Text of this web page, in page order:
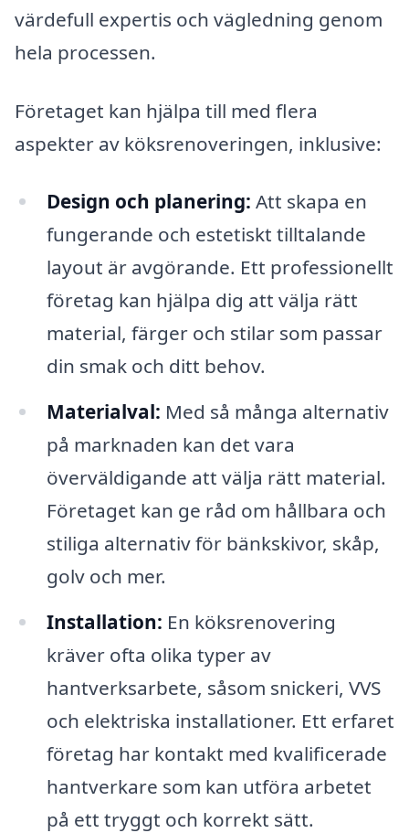
värdefull expertis och vägledning genom
hela processen.
Företaget kan hjälpa till med flera
aspekter av köksrenoveringen, inklusive:
Design och planering: Att skapa en
fungerande och estetiskt tilltalande
layout är avgörande. Ett professionellt
företag kan hjälpa dig att välja rätt
material, färger och stilar som passar
din smak och ditt behov.
Materialval: Med så många alternativ
på marknaden kan det vara
överväldigande att välja rätt material.
Företaget kan ge råd om hållbara och
stiliga alternativ för bänkskivor, skåp,
golv och mer.
Installation: En köksrenovering
kräver ofta olika typer av
hantverksarbete, såsom snickeri, VVS
och elektriska installationer. Ett erfaret
företag har kontakt med kvalificerade
hantverkare som kan utföra arbetet
på ett tryggt och korrekt sätt.